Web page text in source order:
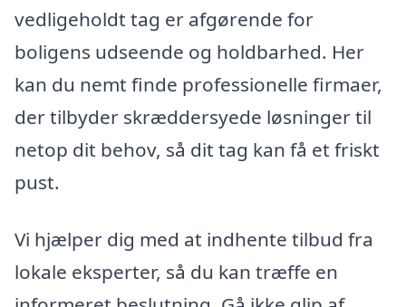
vedligeholdt tag er afgørende for
boligens udseende og holdbarhed. Her
kan du nemt finde professionelle firmaer,
der tilbyder skræddersyede løsninger til
netop dit behov, så dit tag kan få et friskt
pust.
Vi hjælper dig med at indhente tilbud fra
lokale eksperter, så du kan træffe en